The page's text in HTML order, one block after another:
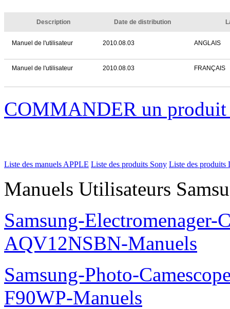
Description Date de distribution
Manuel de l'utilisateur 2010.08.03 ANGLAIS
Manuel de l'utilisateur 2010.08.03 FRANÇAIS
COMMANDER un
Liste des manuels APPLE Liste des produits Sony Liste des produits
Manuels Utilisateurs
Samsung-Electromenager-
AQV12NSBN-Manuels
Samsung-Photo-
F90WP-Manuels